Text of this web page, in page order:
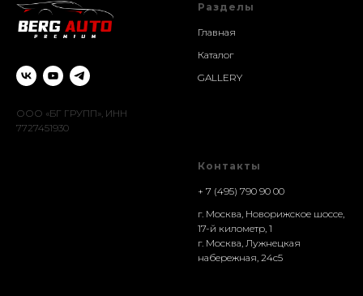
ООО «БГ ГРУПП», ИНН
7727451930
Разделы
Главная
Каталог
GALLERY
Контакты
+ 7 (495) 790 90 00
г. Москва, Новорижское шоссе,
17-й километр, 1
г. Москва, Лужнецкая
набережная, 24с5